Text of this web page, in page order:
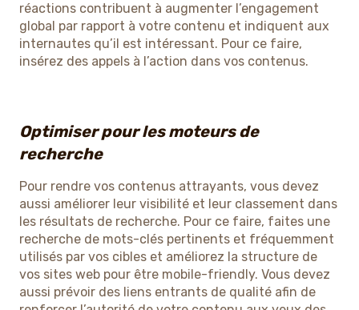
réactions contribuent à augmenter l’engagement
global par rapport à votre contenu et indiquent aux
internautes qu’il est intéressant. Pour ce faire,
insérez des appels à l’action dans vos contenus.
Optimiser pour les moteurs de
recherche
Pour rendre vos contenus attrayants, vous devez
aussi améliorer leur visibilité et leur classement dans
les résultats de recherche. Pour ce faire, faites une
recherche de mots-clés pertinents et fréquemment
utilisés par vos cibles et améliorez la structure de
vos sites web pour être mobile-friendly. Vous devez
aussi prévoir des liens entrants de qualité afin de